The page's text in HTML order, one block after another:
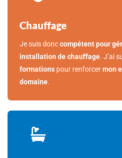
Chauffage
Je suis donccompétent pour
installation de chauffage. J’ai
formations pour renforcermon
domaine.